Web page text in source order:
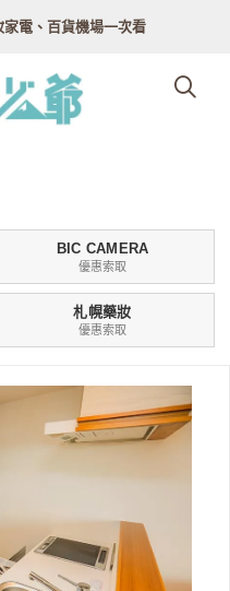
家電、百貨機場一次看
BIC CAMERA
優惠索取
札幌藥妝
優惠索取